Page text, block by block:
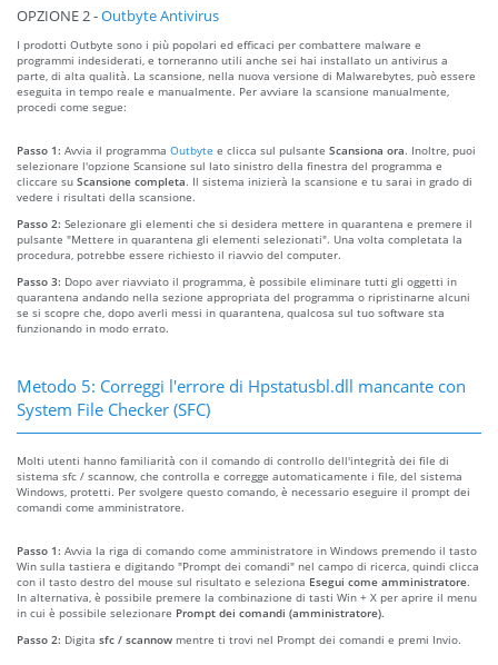
OPZIONE 2 -Outbyte Antivirus
I prodotti Outbyte sono i più popolari ed efficaci per combattere malware e
programmi indesiderati, e torneranno utili anche sei hai installato un antivirus a
parte, di alta qualità. La scansione, nella nuova versione di Malwarebytes, può essere
eseguita in tempo reale e manualmente. Per avviare la scansione manualmente,
procedi come segue:
Passo 1: Avvia il programma Outbyte e clicca sul pulsante Scansiona ora. Inoltre, puoi
selezionare l'opzione Scansione sul lato sinistro della finestra del programma e
cliccare su Scansione completa. Il sistema inizierà la scansione e tu sarai in grado di
vedere i risultati della scansione.
Passo 2: Selezionare gli elementi che si desidera mettere in quarantena e premere il
pulsante "Mettere in quarantena gli elementi selezionati". Una volta completata la
procedura, potrebbe essere richiesto il riavvio del computer.
Passo 3: Dopo aver riavviato il programma, è possibile eliminare tutti gli oggetti in
quarantena andando nella sezione appropriata del programma o ripristinarne alcuni
se si scopre che, dopo averli messi in quarantena, qualcosa sul tuo software sta
funzionando in modo errato.
Metodo 5: Correggi l'errore di Hpstatusbl.dll mancante con
System File Checker (SFC)
Molti utenti hanno familiarità con il comando di controllo dell'integrità dei file di
sistema sfc / scannow, che controlla e corregge automaticamente i file, del sistema
Windows, protetti. Per svolgere questo comando, è necessario eseguire il prompt dei
comandi come amministratore.
Passo 1: Avvia la riga di comando come amministratore in Windows premendo il tasto
Win sulla tastiera e digitando "Prompt dei comandi" nel campo di ricerca, quindi clicca
con il tasto destro del mouse sul risultato e seleziona Esegui come amministratore.
In alternativa, è possibile premere la combinazione di tasti Win + X per aprire il menu
in cui è possibile selezionare Prompt dei comandi (amministratore).
Passo 2: Digita sfc / scannow mentre ti trovi nel Prompt dei comandi e premi Invio.